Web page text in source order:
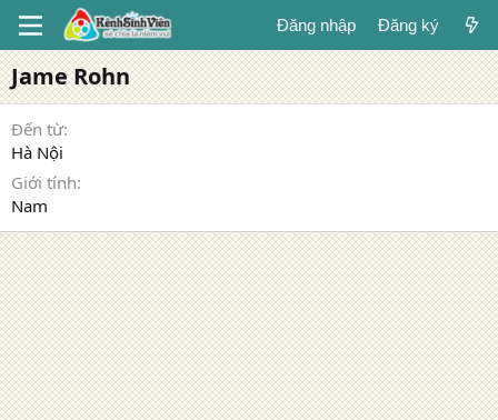
Đăng nhập Đăng ký
Jame Rohn
Đến từ
Hà Nội
Giới tính
Nam